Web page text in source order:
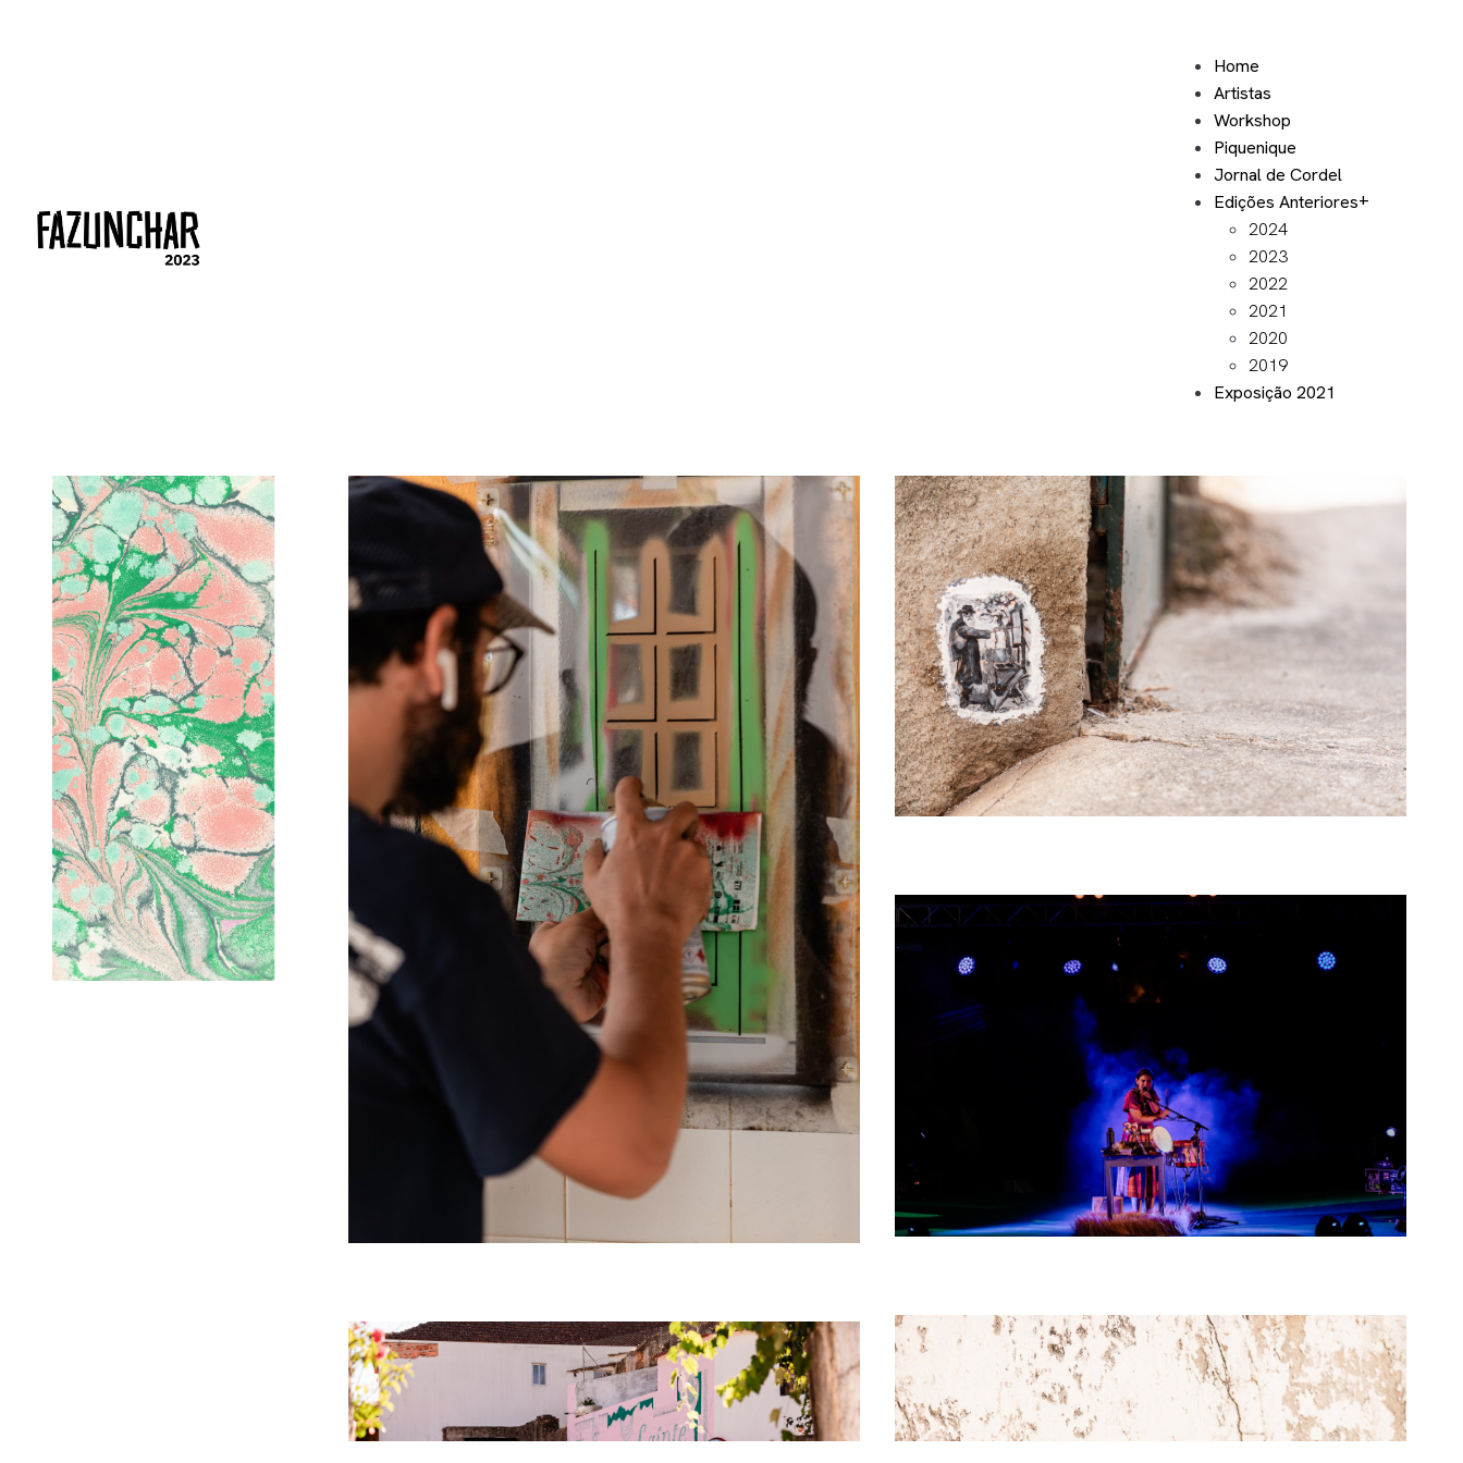
Home
Artistas
Workshop
Piquenique
Jornal de Cordel
Edições Anteriores
2024
2023
2022
2021
2020
2019
Exposição 2021